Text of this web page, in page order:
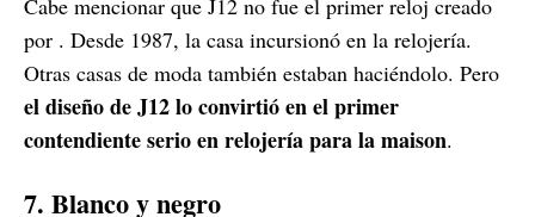
Cabe mencionar que J12 no fue el primer reloj creado
por . Desde 1987, la casa incursionó en la relojería.
Otras casas de moda también estaban haciéndolo. Pero
el diseño de J12 lo convirtió en el primer
contendiente serio en relojería para la maison.
7. Blanco y negro